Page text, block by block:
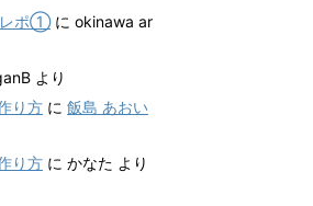
レポ①に okinawa ar
より
り方 に 飯島 あおい
り方 に かなた より